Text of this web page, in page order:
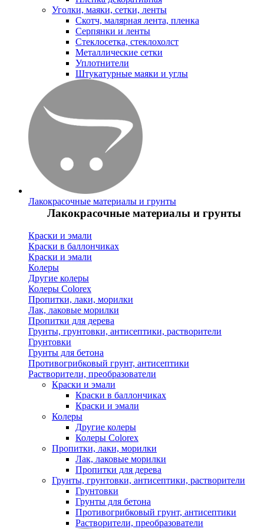
Уголки, маяки, сетки, ленты
Скотч, малярная лента, пленка
Серпянки и ленты
Стеклосетка, стеклохолст
Металлические сетки
Уплотнители
Штукатурные маяки и углы
Лакокрасочные материалы и грунты
Лакокрасочные материалы и грунты
Краски и эмали
Краски в баллончиках
Краски и эмали
Колеры
Другие колеры
Колеры Colorex
Пропитки, лаки, морилки
Лак, лаковые морилки
Пропитки для дерева
Грунты, грунтовки, антисептики, растворители
Грунтовки
Грунты для бетона
Противогрибковый грунт, антисептики
Растворители, преобразователи
Краски и эмали
Краски в баллончиках
Краски и эмали
Колеры
Другие колеры
Колеры Colorex
Пропитки, лаки, морилки
Лак, лаковые морилки
Пропитки для дерева
Грунты, грунтовки, антисептики, растворители
Грунтовки
Грунты для бетона
Противогрибковый грунт, антисептики
Растворители, преобразователи